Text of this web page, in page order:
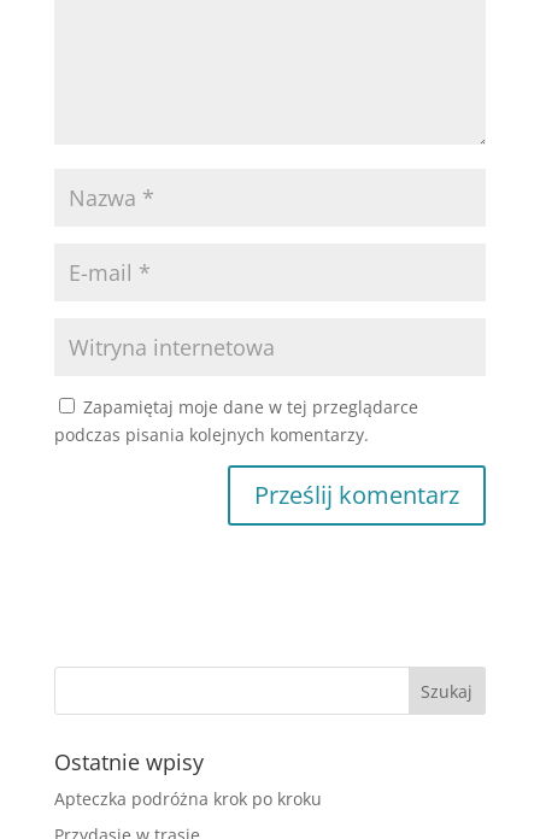
Zapamiętaj moje dane w tej przeglądarce
podczas pisania kolejnych komentarzy.
Ostatnie wpisy
Apteczka podróżna krok po kroku